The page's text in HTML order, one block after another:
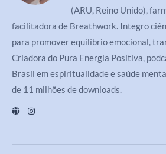
(ARU, Reino Unido),
facilitadora de Breathwork. Integro
para promover equilíbrio emocional,
Criadora do Pura Energia Positiva,
Brasil em espiritualidade e saúde
de 11 milhões de downloads.